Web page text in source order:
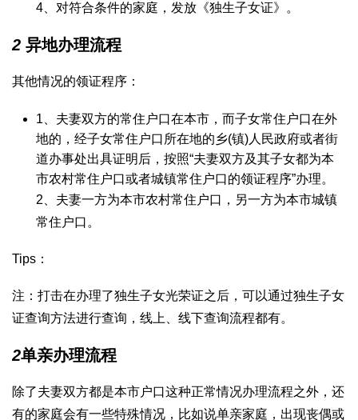
4、对符合条件的家庭，发放《独生子女证》。
2 异地办理流程
其他情况的领证程序：
1、夫妻双方的常住户口在本市，而子女常住户口在外
地的，经子女常住户口所在地的乡(镇)人民政府或者街
道办事处出具证明后，按照“夫妻双方及其子女都为本
市农村常住户口或者城镇常住户口的领证程序”办理。
2、夫妻一方为本市农村常住户口，另一方为本市城镇
常住户口。
Tips：
注：打击在办理了独生子女光荣证之后，可以通过独生子女
证查询方法进行查询，线上、线下查询流程都有。
2单亲办理流程
除了夫妻双方都是本市户口这种正常情况办理流程之外，还
有的家庭会有一些特殊情况，比如说单亲家庭，出现丧偶或